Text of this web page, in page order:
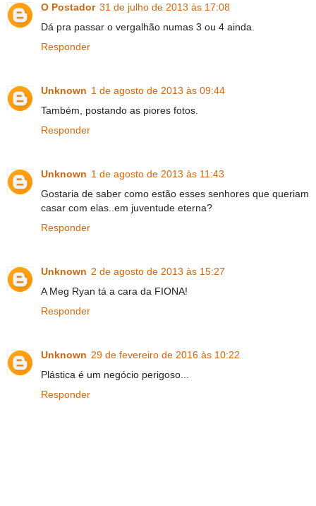
O Postador 31 de julho de 2013 às 17:08
Dá pra passar o vergalhão numas 3 ou 4 ainda.
Responder
Unknown 1 de agosto de 2013 às 09:44
Também, postando as piores fotos.
Responder
Unknown 1 de agosto de 2013 às 11:43
Gostaria de saber como estão esses senhores que queriam
casar com elas..em juventude eterna?
Responder
Unknown 2 de agosto de 2013 às 15:27
A Meg Ryan tá a cara da FIONA!
Responder
Unknown 29 de fevereiro de 2016 às 10:22
Plástica é um negócio perigoso...
Responder